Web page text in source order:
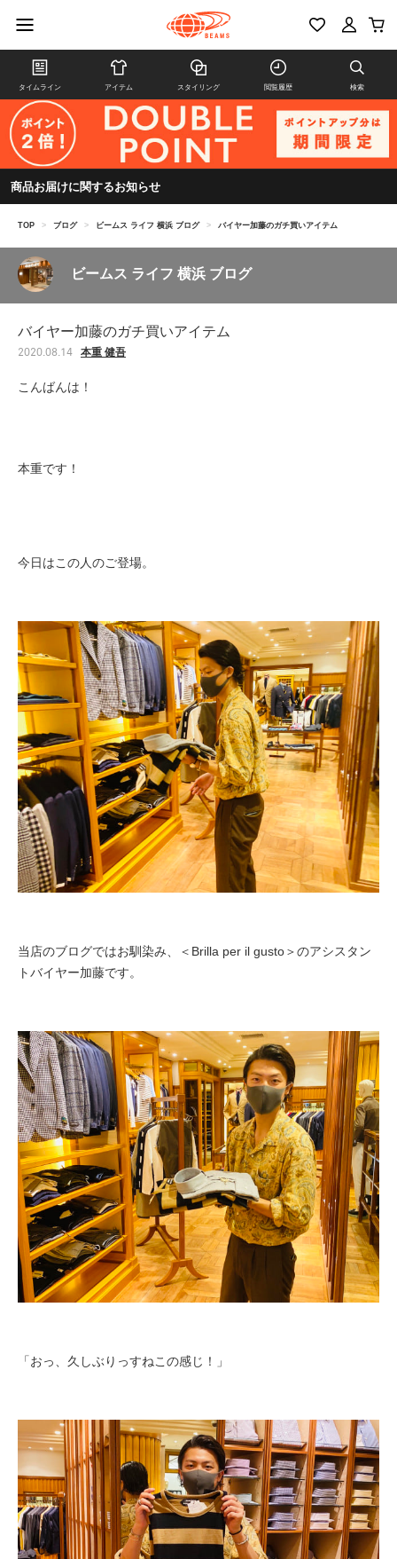
タイムライン アイテム スタイリング 閲覧履歴 検索
商品お届けに関するお知らせ
TOP > ブログ > ビームス ライフ 横浜 ブログ > バイヤー加藤のガチ買いアイテム
ビームス ライフ 横浜 ブログ
バイヤー加藤のガチ買いアイテム
2020.08.14 本重 健吾
こんばんは！
本重です！
今日はこの人のご登場。
当店のブログではお馴染み、＜Brilla per il gusto＞のアシスタン
トバイヤー加藤です。
「おっ、久しぶりっすねこの感じ！」